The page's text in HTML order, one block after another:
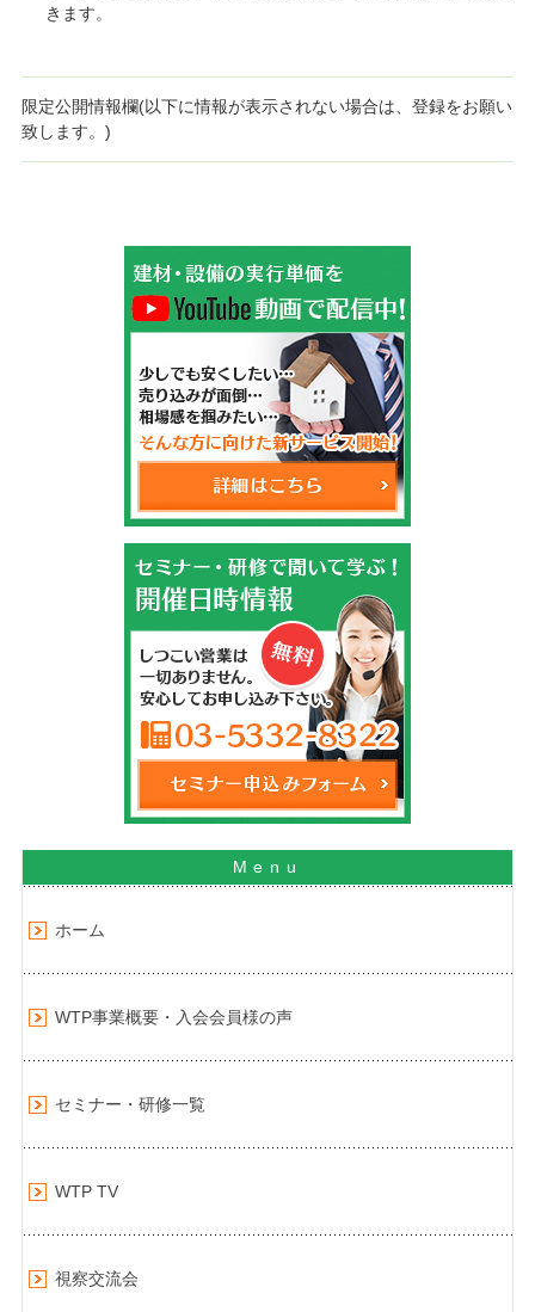
きます。
限定公開情報欄(以下に情報が表示されない場合は、登録をお願い
致します。)
ホーム
WTP事業概要・入会会員様の声
セミナー・研修一覧
WTP TV
視察交流会